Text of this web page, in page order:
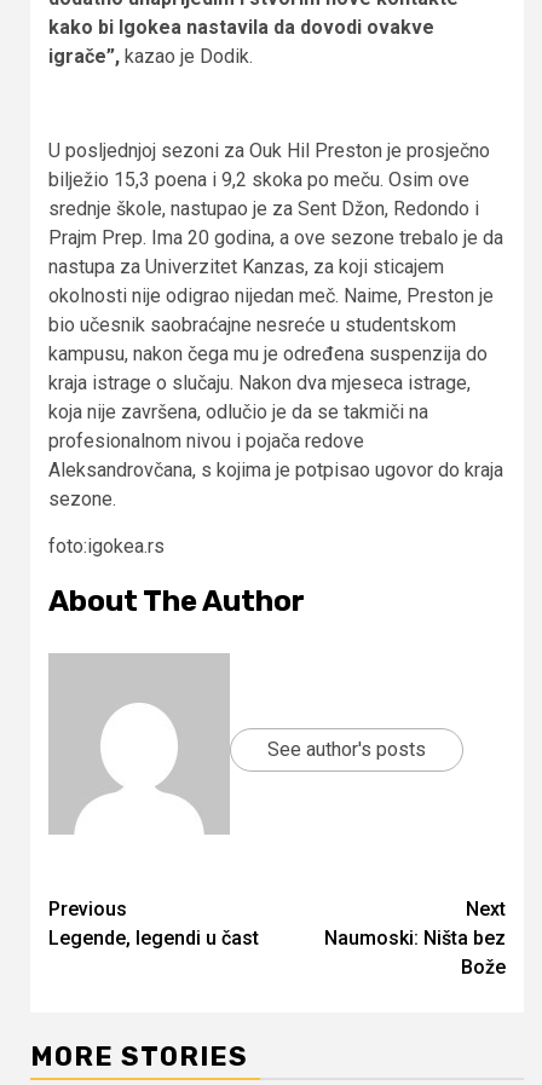
kako bi Igokea nastavila da dovodi ovakve
igrače”, kazao je Dodik.
U posljednjoj sezoni za Ouk Hil Preston je prosječno
bilježio 15,3 poena i 9,2 skoka po meču. Osim ove
srednje škole, nastupao je za Sent Džon, Redondo i
Prajm Prep. Ima 20 godina, a ove sezone trebalo je da
nastupa za Univerzitet Kanzas, za koji sticajem
okolnosti nije odigrao nijedan meč. Naime, Preston je
bio učesnik saobraćajne nesreće u studentskom
kampusu, nakon čega mu je određena suspenzija do
kraja istrage o slučaju. Nakon dva mjeseca istrage,
koja nije završena, odlučio je da se takmiči na
profesionalnom nivou i pojača redove
Aleksandrovčana, s kojima je potpisao ugovor do kraja
sezone.
foto:igokea.rs
About The Author
See author's posts
Continue
Reading
Previous
Legende, legendi u čast
Next
Naumoski: Ništa bez
Bože
MORE STORIES